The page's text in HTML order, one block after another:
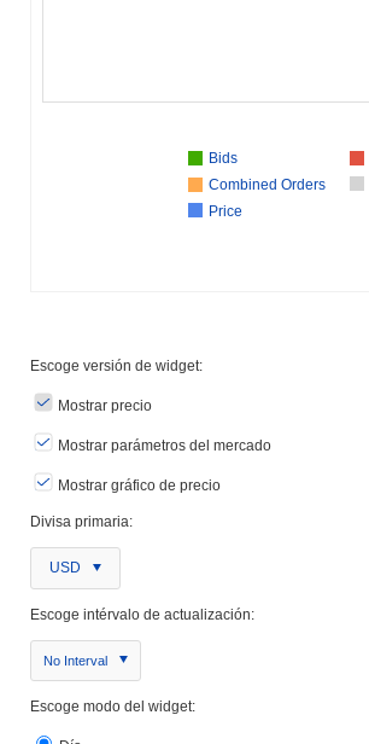
Bids
Combined Orders
Price
Escoge versión de widget:
Mostrar precio
Mostrar parámetros del mercado
Mostrar gráfico de precio
Divisa primaria:
USD
Escoge intérvalo de actualización:
No Interval
Escoge modo del widget: